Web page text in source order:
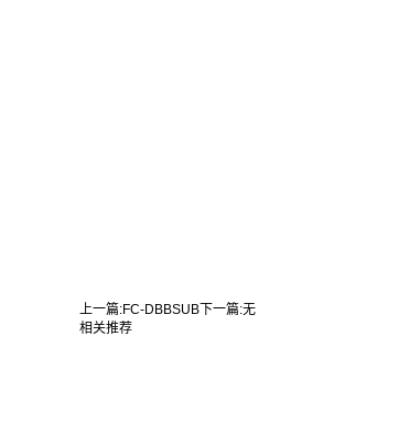
上一篇:FC-DBBSUB 下一篇:无
相关推荐